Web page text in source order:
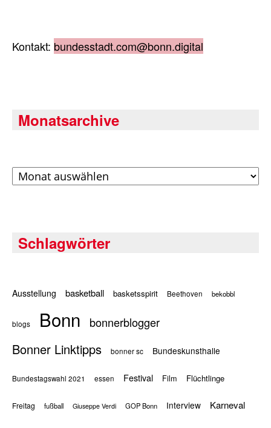
Kontakt: bundesstadt.com@bonn.digital
Monatsarchive
Archiv
Schlagwörter
Ausstellung basketball basketsspirit Beethoven bekobbl
blogs Bonn bonnerblogger
Bonner Linktipps bonner sc Bundeskunsthalle
Bundestagswahl 2021 essen Festival Film Flüchtlinge
Freitag fußball Giuseppe Verdi GOP Bonn Interview Karneval